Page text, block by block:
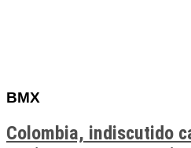
BMX
Colombia, indiscutido